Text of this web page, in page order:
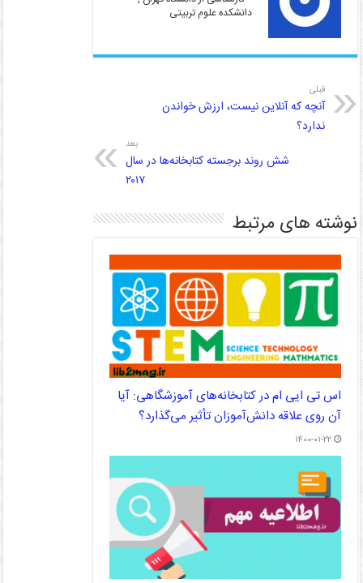
دانشکده علوم تربیتی
قبلی
آنچه که آنلاین نیست، ارزش خواندن
ندارد؟
بعد
شش روند برجسته کتابخانه‌ها در سال
۲۰۱۷
نوشته های مرتبط
اس تی ایی ام در کتابخانه‌های آموزشگاهی: آیا
آن روی علاقه دانش‌‌آموزان تأثیر می‌‌گذارد؟
۱۴۰۰-۰۱-۲۲